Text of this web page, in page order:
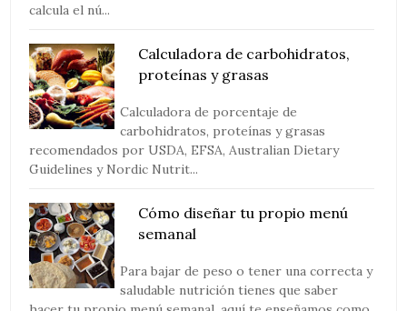
calcula el nú...
Calculadora de carbohidratos,
proteínas y grasas
Calculadora de porcentaje de
carbohidratos, proteínas y grasas
recomendados por USDA, EFSA, Australian Dietary
Guidelines y Nordic Nutrit...
Cómo diseñar tu propio menú
semanal
Para bajar de peso o tener una correcta y
saludable nutrición tienes que saber